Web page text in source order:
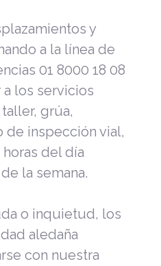
y
a la línea de
01 8000 18 08
los servicios
grúa,
de inspección vial,
del día
la semana.
o inquietud, los
aledaña
con nuestra